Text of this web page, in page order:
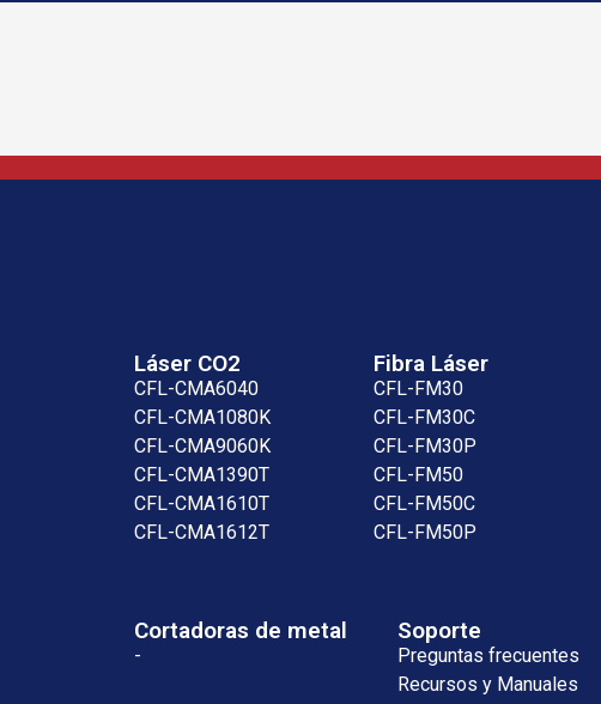
Láser CO2
CFL-CMA6040
CFL-CMA1080K
CFL-CMA9060K
CFL-CMA1390T
CFL-CMA1610T
CFL-CMA1612T
Fibra Láser
CFL-FM30
CFL-FM30C
CFL-FM30P
CFL-FM50
CFL-FM50C
CFL-FM50P
Cortadoras de metal
-
Soporte
Preguntas frecuentes
Recursos y Manuales